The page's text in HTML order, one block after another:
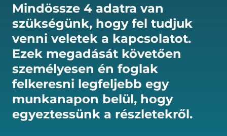
Mindössze 4 adatra van
szükségünk, hogy fel tudjuk
venni veletek a kapcsolatot.
Ezek megadását követően
személyesen én foglak
felkeresni legfeljebb egy
munkanapon belül, hogy
egyeztessünk a részletekről.